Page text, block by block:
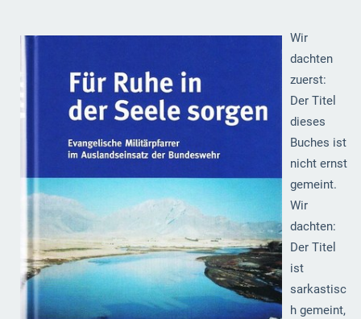
Wir
dachten
zuerst:
Der Titel
dieses
Buches ist
nicht ernst
gemeint.
Wir
dachten:
Der Titel
ist
sarkastisc
h gemeint,